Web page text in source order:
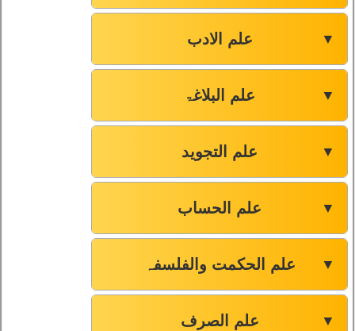
علم الادب ▼
علم البلاغۃ ▼
علم التجوید ▼
علم الحساب ▼
علم الحکمت والفلسفہ ▼
علم الصرف ▼